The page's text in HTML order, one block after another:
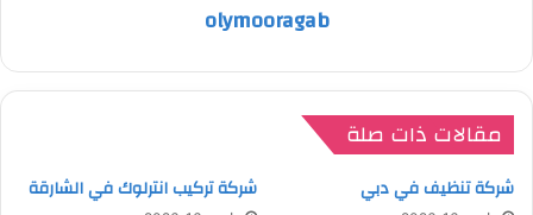
olymooragab
مقالات ذات صلة
شركة تنظيف في دبي شركة تركيب انترلوك في الشارقة